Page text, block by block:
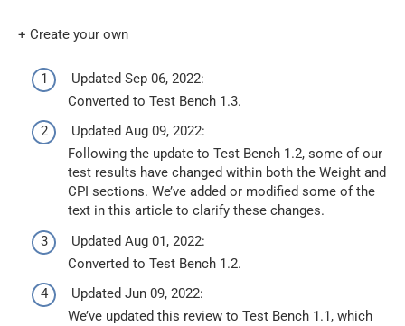
+ Create your own
Updated Sep 06, 2022:
Converted to Test Bench 1.3.
Updated Aug 09, 2022:
Following the update to Test Bench 1.2, some of our
test results have changed within both the Weight and
CPI sections. We’ve added or modified some of the
text in this article to clarify these changes.
Updated Aug 01, 2022:
Converted to Test Bench 1.2.
Updated Jun 09, 2022:
We’ve updated this review to Test Bench 1.1, which